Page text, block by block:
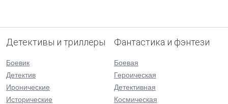
Детективы и триллеры
Боевик
Детектив
Иронические
Исторические
Фантастика и фэнтези
Боевая
Героическая
Детективная
Космическая